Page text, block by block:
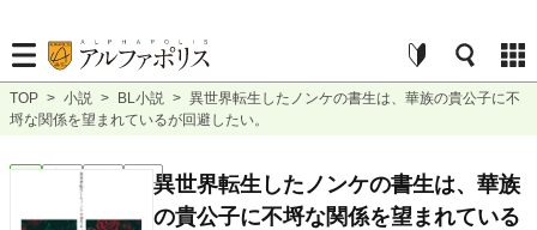
TOP > 小説 > BL小説 > 異世界転生したノンケの書生は、華族の貴公子に不
埒な関係を望まれているが回避したい。
異世界転生したノンケの書生は、華族
の貴公子に不埒な関係を望まれている